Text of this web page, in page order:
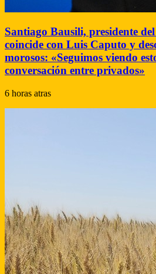
Santiago Bausili, presidente
coincide con Luis Caputo y
morosos: «Seguimos viendo
conversación entre privados»
6 horas atras